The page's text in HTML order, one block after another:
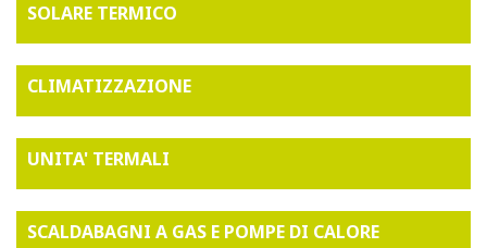
SOLARE TERMICO
CLIMATIZZAZIONE
UNITA' TERMALI
SCALDABAGNI A GAS E POMPE DI CALORE